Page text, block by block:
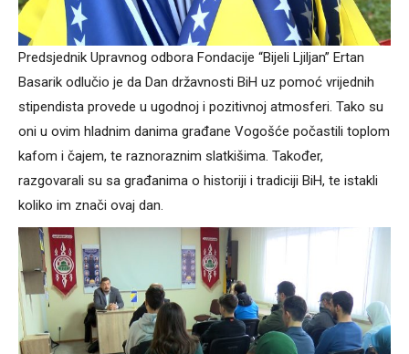
Predsjednik Upravnog odbora Fondacije “Bijeli Ljiljan” Ertan
Basarik odlučio je da Dan državnosti BiH uz pomoć vrijednih
stipendista provede u ugodnoj i pozitivnoj atmosferi. Tako su
oni u ovim hladnim danima građane Vogošće počastili toplom
kafom i čajem, te raznoraznim slatkišima. Također,
razgovarali su sa građanima o historiji i tradiciji BiH, te istakli
koliko im znači ovaj dan.